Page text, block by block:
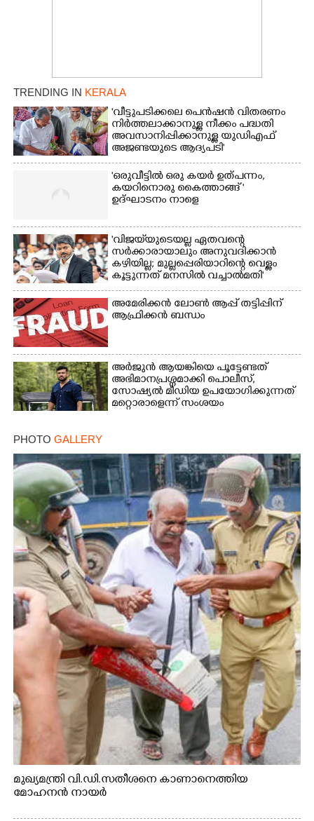
TRENDING IN KERALA
'വീട്ടുപടിക്കലെ പെൻഷൻ വിതരണം
നിർത്തലാക്കാനുള്ള നീക്കം പദ്ധതി
അവസാനിപ്പിക്കാനുള്ള യുഡിഎഫ്
അജണ്ടയുടെ ആദ്യപടി'
'ഒരുവീട്ടിൽ ഒരു കയർ ഉത്പന്നം,
കയറിനൊരു കൈത്താങ്ങ് '
ഉദ്ഘാടനം നാളെ
'വിജയ്‌യുടെയല്ല ഏതവന്റെ
സർക്കാരായാലും അനുവദിക്കാൻ
കഴിയില്ല; മുല്ലപ്പെരിയാറിന്റെ വെള്ളം
കൂട്ടുന്നത് മനസിൽ വച്ചാൽമതി'
അമേരിക്കൻ ലോൺ ആപ്പ് തട്ടിപ്പിന്
ആഫ്രിക്കൻ ബന്ധം
അർജുൻ ആയങ്കിയെ പൂട്ടേണ്ടത്
അഭിമാനപ്രശ്നമാക്കി പൊലീസ്,
സാേഷ്യൽ മീഡിയ ഉപയോഗിക്കുന്നത്
മറ്റൊരാളെന്ന് സംശയം
PHOTO GALLERY
മുഖ്യമന്ത്രി വി.ഡി.സതീശനെ കാണാനെത്തിയ
മോഹനൻ നായർ